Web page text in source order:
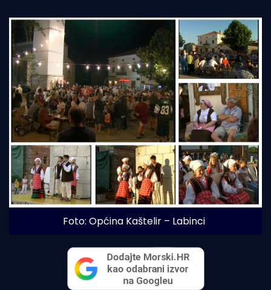
Foto: Općina Kaštelir – Labinci